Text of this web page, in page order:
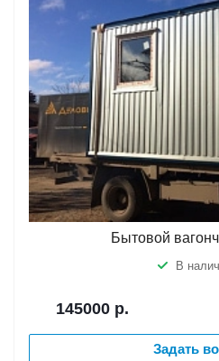
Бытовой
В
145000 р.
Задать